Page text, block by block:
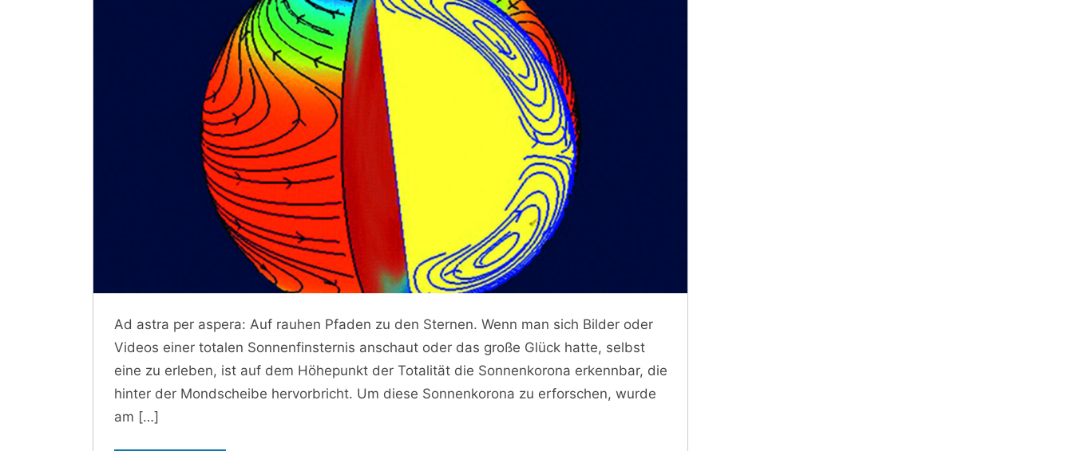
Ad astra per aspera: Auf rauhen Pfaden zu den Sternen. Wenn man sich Bilder oder
Videos einer totalen Sonnenfinsternis anschaut oder das große Glück hatte, selbst
eine zu erleben, ist auf dem Höhepunkt der Totalität die Sonnenkorona erkennbar, die
hinter der Mondscheibe hervorbricht. Um diese Sonnenkorona zu erforschen, wurde
am